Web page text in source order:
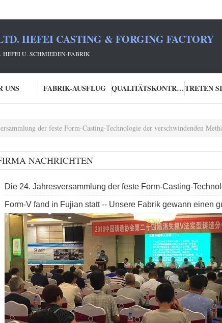
HEFEI CASTING & FORGING FACTORY
U. SCHMIEDEN-FABRIK
UNS FABRIK-AUSFLUG QUALITÄTSKONTROLLE
der feste Form-Casting-Technologie der verschwindenden Methode der Form-
NACHRICHTEN
Die 24. Jahresversammlung der feste Form-Casting-
Form-V fand in Fujian statt -- Unsere Fabrik gewann einen